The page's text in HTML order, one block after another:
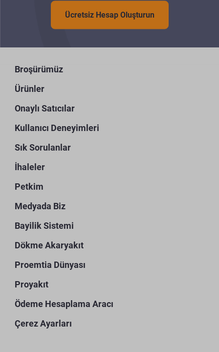
Ücretsiz Hesap Oluşturun
Broşürümüz
Ürünler
Onaylı Satıcılar
Kullanıcı Deneyimleri
Sık Sorulanlar
İhaleler
Petkim
Medyada Biz
Bayilik Sistemi
Dökme Akaryakıt
Proemtia Dünyası
Proyakıt
Ödeme Hesaplama Aracı
Çerez Ayarları